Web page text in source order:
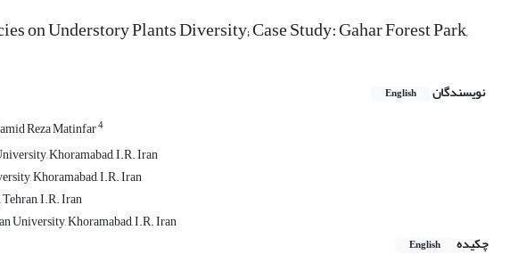
on Understory Plants Diversity; Case Study: Gahar Forest Park,
نویسندگان English
Reza Matinfar4
Khoramabad, I.R. Iran
Khoramabad, I.R. Iran
I.R. Iran
University, Khoramabad, I.R. Iran
چکیده
English